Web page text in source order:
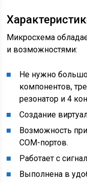
Микросхема
и возможностями:
Не нужно
компонентов,
резонатор и 4
Создание
Возможность
COM-портов.
Работает с
Выполнена в